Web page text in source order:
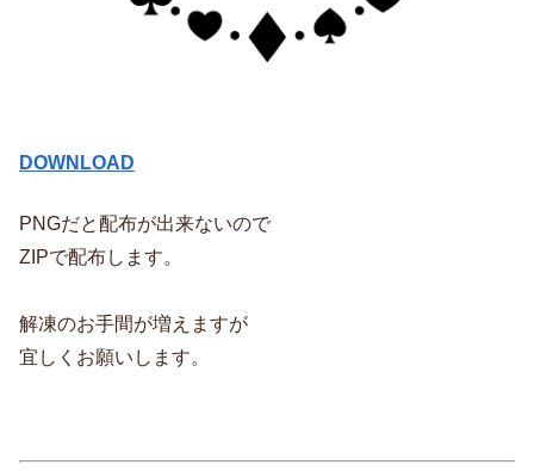
DOWNLOAD
PNGだと配布が出来ないので
ZIPで配布します。
解凍のお手間が増えますが
宜しくお願いします。